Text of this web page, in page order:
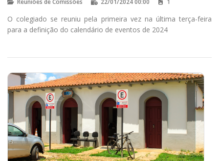
O colegiado se reuniu pela primeira vez na última terça-feira
para a definição do calendário de eventos de 2024